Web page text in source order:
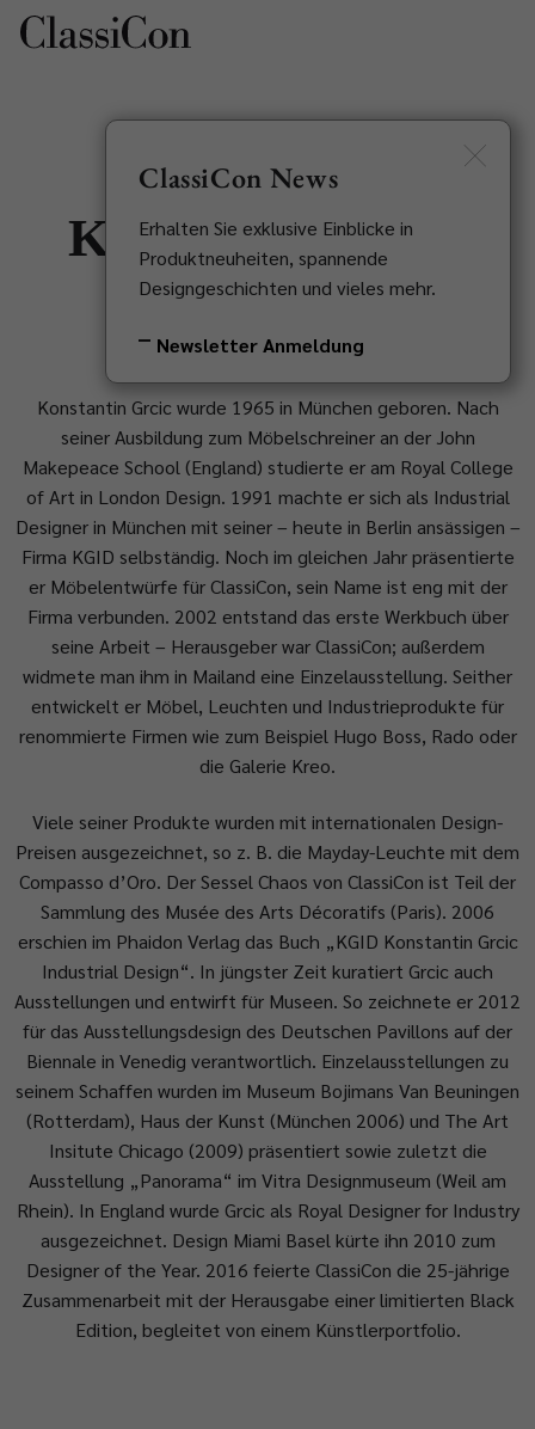
Konstantin Grcic
1965
Konstantin Grcic wurde 1965 in München geboren. Nach
seiner Ausbildung zum Möbelschreiner an der John
Makepeace School (England) studierte er am Royal College
of Art in London Design. 1991 machte er sich als Industrial
Designer in München mit seiner – heute in Berlin ansässigen –
Firma KGID selbständig. Noch im gleichen Jahr präsentierte
er Möbelentwürfe für ClassiCon, sein Name ist eng mit der
Firma verbunden. 2002 entstand das erste Werkbuch über
seine Arbeit – Herausgeber war ClassiCon; außerdem
widmete man ihm in Mailand eine Einzelausstellung. Seither
entwickelt er Möbel, Leuchten und Industrieprodukte für
renommierte Firmen wie zum Beispiel Hugo Boss, Rado oder
die Galerie Kreo.
Viele seiner Produkte wurden mit internationalen Design-
Preisen ausgezeichnet, so z. B. die Mayday-Leuchte mit dem
Compasso d’Oro. Der Sessel Chaos von ClassiCon ist Teil der
Sammlung des Musée des Arts Décoratifs (Paris). 2006
erschien im Phaidon Verlag das Buch „KGID Konstantin Grcic
Industrial Design“. In jüngster Zeit kuratiert Grcic auch
Ausstellungen und entwirft für Museen. So zeichnete er 2012
für das Ausstellungsdesign des Deutschen Pavillons auf der
Biennale in Venedig verantwortlich. Einzelausstellungen zu
seinem Schaffen wurden im Museum Bojimans Van Beuningen
(Rotterdam), Haus der Kunst (München 2006) und The Art
Insitute Chicago (2009) präsentiert sowie zuletzt die
Ausstellung „Panorama“ im Vitra Designmuseum (Weil am
Rhein). In England wurde Grcic als Royal Designer for Industry
ausgezeichnet. Design Miami Basel kürte ihn 2010 zum
Designer of the Year. 2016 feierte ClassiCon die 25-jährige
Zusammenarbeit mit der Herausgabe einer limitierten Black
Edition, begleitet von einem Künstlerportfolio.
ClassiCon News
Erhalten Sie exklusive Einblicke in
Produktneuheiten, spannende
Designgeschichten und vieles mehr.
Newsletter Anmeldung